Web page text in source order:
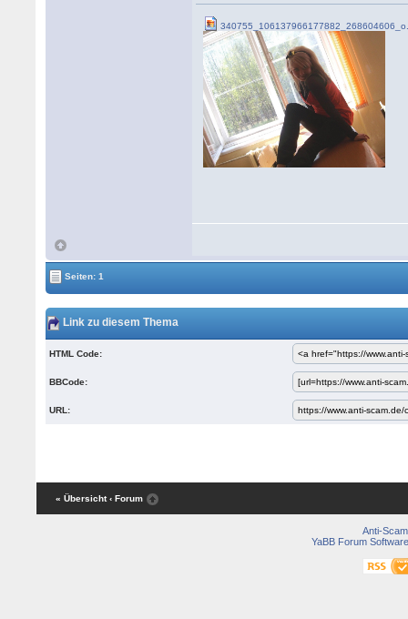
Seiten: 1
Link zu diesem Thema
HTML Code:
BBCode:
URL:
« Übersicht ‹ Forum
Anti-Scam
YaBB Forum Software